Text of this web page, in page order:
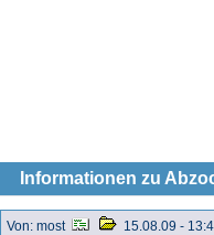
Informationen zu
Von: most
15.08.09 -